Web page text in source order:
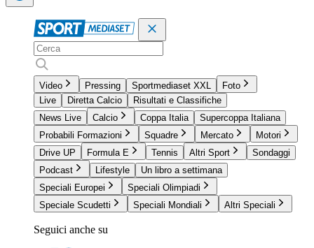
Video Pressing Sportmediaset XXL
Foto
Live
Diretta Calcio
Risultati e Classifiche
News Live
Calcio Coppa Italia
Supercoppa Italiana
Probabili Formazioni
Squadre Mercato
Motori
Drive UP
Formula E Tennis Altri Sport
Sondaggi
Podcast
Lifestyle
Un libro a settimana
Speciali Europei
Speciali Olimpiadi
Speciale Scudetti
Speciali Mondiali Altri Speciali
Seguici anche su